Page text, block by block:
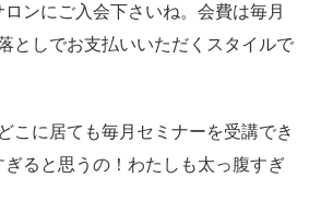
ンにご入会下さいね。会費は毎月
としでお支払いいただくスタイルで
こに居ても毎月セミナーを受講でき
ると思うの！わたしも太っ腹すぎ